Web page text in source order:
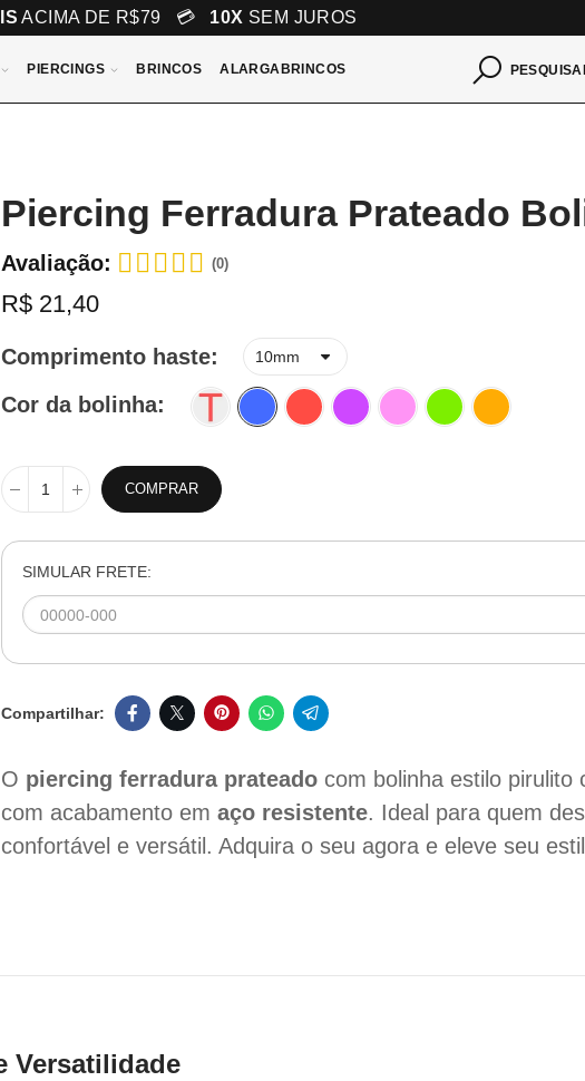
ACIMA DE R$79 💳 10X SEM JUROS
PIERCINGS BRINCOS ALARGABRINCOS
Piercing Ferradura Prateado
Avaliação: (0)
R$ 21,40
Comprimento haste
Cor da bolinha
COMPRAR
SIMULAR FRETE:
O piercing ferradura prateado com bolinha estilo pirulito
com acabamento emaço resistente. Ideal para quem
confortável e versátil. Adquira o seu agora e eleve seu
Versatilidade